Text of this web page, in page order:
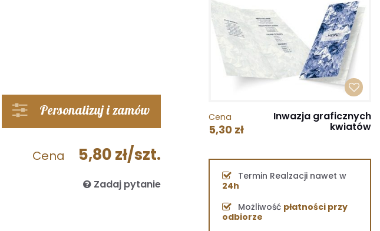
Cena 5,80 zł/szt.
Personalizuj i zamów
Zadaj pytanie
Cena
5,30 zł
Inwazja graficznych
kwiatów
Termin Realzacji nawet w
24h
Możliwość płatności przy
odbiorze